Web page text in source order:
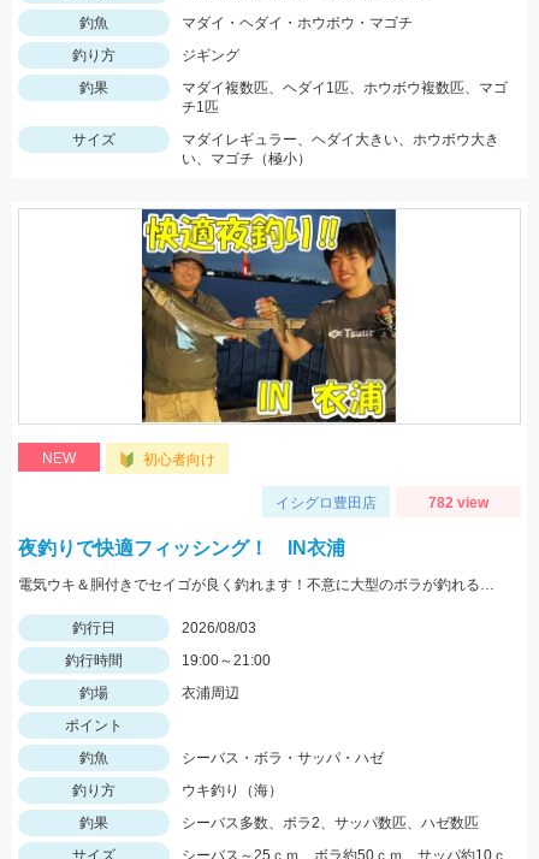
釣魚
マダイ・ヘダイ・ホウボウ・マゴチ
釣り方
ジギング
釣果
マダイ複数匹、ヘダイ1匹、ホウボウ複数匹、マゴ
チ1匹
サイズ
マダイレギュラー、ヘダイ大きい、ホウボウ大き
い、マゴチ（極小）
NEW 初心者向け
イシグロ豊田店 782 view
夜釣りで快適フィッシング！ IN衣浦
電気ウキ＆胴付きでセイゴが良く釣れます！不意に大型のボラが釣れることもあるので、ネットがあると安心です。
釣行日
2026/08/03
釣行時間
19:00～21:00
釣場
衣浦周辺
ポイント
釣魚
シーバス・ボラ・サッパ・ハゼ
釣り方
ウキ釣り（海）
釣果
シーバス多数、ボラ2、サッパ数匹、ハゼ数匹
サイズ
シーバス～25ｃｍ、ボラ約50ｃｍ、サッパ約10ｃ